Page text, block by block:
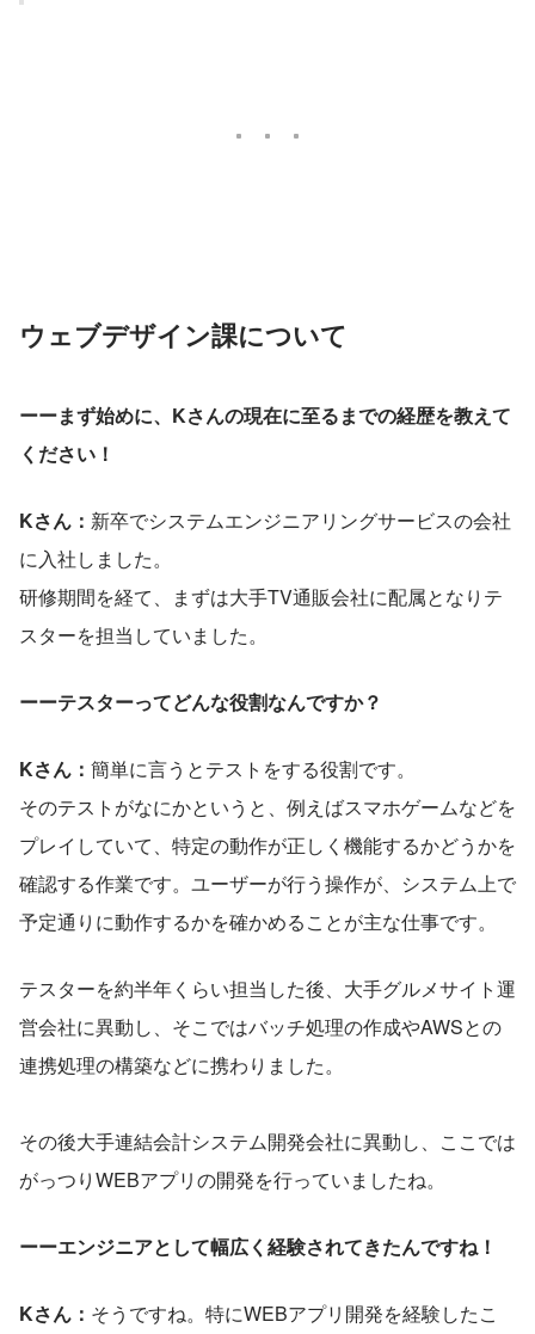
ウェブデザイン課について
ーーまず始めに、Kさんの現在に至るまでの経歴を教えて
ください！
Kさん： 新卒でシステムエンジニアリングサービスの会社
に入社しました。
研修期間を経て、まずは大手TV通販会社に配属となりテ
スターを担当していました。
ーーテスターってどんな役割なんですか？
Kさん： 簡単に言うとテストをする役割です。
そのテストがなにかというと、例えばスマホゲームなどを
プレイしていて、特定の動作が正しく機能するかどうかを
確認する作業です。ユーザーが行う操作が、システム上で
予定通りに動作するかを確かめることが主な仕事です。
テスターを約半年くらい担当した後、大手グルメサイト運
営会社に異動し、そこではバッチ処理の作成やAWSとの
連携処理の構築などに携わりました。
その後大手連結会計システム開発会社に異動し、ここでは
がっつりWEBアプリの開発を行っていましたね。
ーーエンジニアとして幅広く経験されてきたんですね！
Kさん： そうですね。特にWEBアプリ開発を経験したこ